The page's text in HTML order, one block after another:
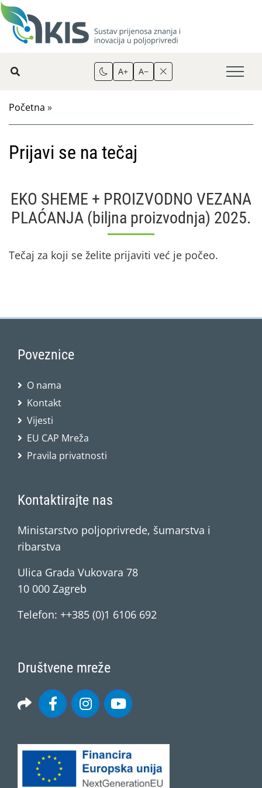
A+ A−
Početna »
Prijavi se na tečaj
EKO SHEME + PROIZVODNO VEZANA
PLAĆANJA (biljna proizvodnja) 2025.
Tečaj za koji se želite prijaviti već je počeo.
Poveznice
O nama
Kontakt
Vijesti
EU CAP Mreža
Pravila privatnosti
Kontaktirajte nas
Ministarstvo poljoprivrede, šumarstva i
ribarstva
Ulica Grada Vukovara 78
10 000 Zagreb
Telefon: ++385 (0)1 6106 692
Društvene mreže